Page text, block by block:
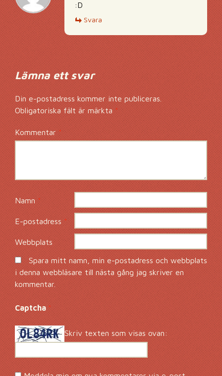
:D
Svara
Lämna ett svar
Din e-postadress kommer inte publiceras.
Obligatoriska fält är märkta*
Kommentar*
Namn*
E-postadress*
Webbplats
Spara mitt namn, min e-postadress och webbplats
i denna webbläsare till nästa gång jag skriver en
kommentar.
Captcha*
Skriv texten som visas ovan: